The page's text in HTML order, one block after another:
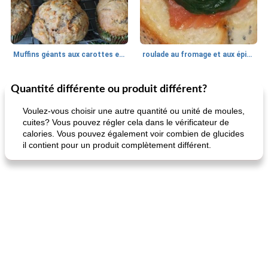
Muffins géants aux carottes et à la banane de Nif roulade au fromage et aux épinards
30min
Marques de confiance: recettes et
astuces
Viande et volaille
Quantité différente ou produit différent?
Voulez-vous choisir une autre quantité ou unité de moules,
cuites? Vous pouvez régler cela dans le vérificateur de
calories. Vous pouvez également voir combien de glucides
il contient pour un produit complètement différent.